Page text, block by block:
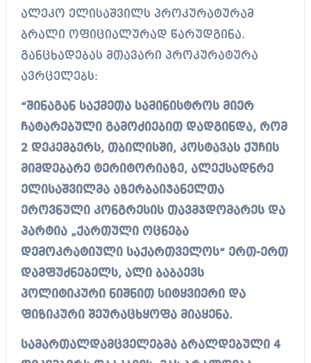
ალეკო ელისაშვილს პროკურატურამ
ბრალი ოფიციალურად წარუდგინა.
განცხადებას მთავარი პროკურატურა
ავრცელებს:
“შინაგან საქმეთა სამინისტროს მიერ
ჩატარებული გამოძიებით დადგინდა, რომ
2 დეკემბერს, თბილისში, კოსტავას ქუჩის
მიმდებარე ტერიტორიაზე, ალექსადნრე
ელისაშვილმა აზერბაიჯანელთა
ეროვნული კონგრესის თავმჯდომარეს და
პარტია „ქართული ოცნება
დემოკრატიული საქართველოს“ ერთ-ერთ
დამფუძნებელს, ალი ბაბაევს
პოლიტიკური ნიშნით სიტყვიერი და
ფიზიკური შეურაცხყოფა მიაყენა.
სამართალდამცველებმა ბრალდებული 4